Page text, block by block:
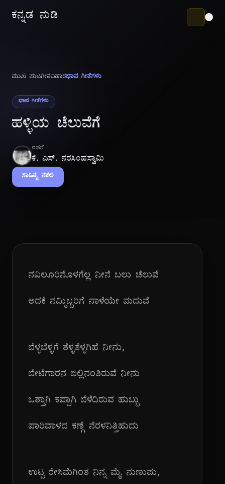
ಕನ್ನಡ ನುಡಿ
ಮುಖ ಪುಟಗೀತವಿಹಾರಭಾವ ಗೀತೆಗಳು
ಭಾವ ಗೀತೆಗಳು
ಹಳ್ಳಿಯ ಚೆಲುವೆಗೆ
ರಚನೆ
ಕೆ. ಎಸ್. ನರಸಿಂಹಸ್ವಾಮಿ
ಸಾಹಿತ್ಯ ನಕಲಿ
ನವಿಲೂರಿನೊಳಗೆಲ್ಲ ನೀನೆ ಬಲು ಚೆಲುವೆ
ಅದಕೆ ನಮ್ಮಿಬ್ಬರಿಗೆ ನಾಳೆಯೇ ಮದುವೆ
ಬೆಳ್ಳಬೆಳ್ಳಗೆ ತೆಳ್ಳತೆಳ್ಳಗಿಹೆ ನೀನು,
ಬೇಟೆಗಾರನ ಬಿಲ್ಲಿನಂತಿರುವೆ ನೀನು
ಒತ್ತಾಗಿ ಕಪ್ಪಾಗಿ ಬೆಳೆದಿರುವ ಹುಬ್ಬು
ಪಾರಿವಾಳದ ಕಣ್ಗೆ ನೆರಳನಿತ್ತಿಹುದು
ಉಟ್ಟ ರೇಸಿಮೆಗಿಂತ ನಿನ್ನ ಮೈ ನುಣುಪು,